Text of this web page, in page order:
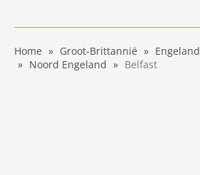
Home Groot-Brittannië
Engeland
Noord Engeland
Belfast